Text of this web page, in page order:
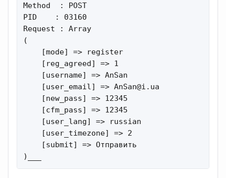
Method  : POST
PID    : 03160
Request : Array
(
    [mode] => register
    [reg_agreed] => 1
    [username] => AnSan
    [user_email] =>
AnSan@i.ua
    [new_pass] => 12345
    [cfm_pass] => 12345
    [user_lang] => russian
    [user_timezone] => 2
    [submit] => Отправить
)___